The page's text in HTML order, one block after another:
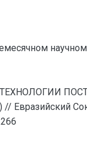
ТЕХНОЛОГИИ